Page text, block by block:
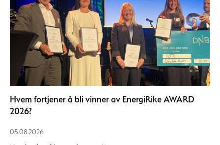
Hvem fortjener å bli vinner av EnergiRike AWARD
2026?
05.08.2026